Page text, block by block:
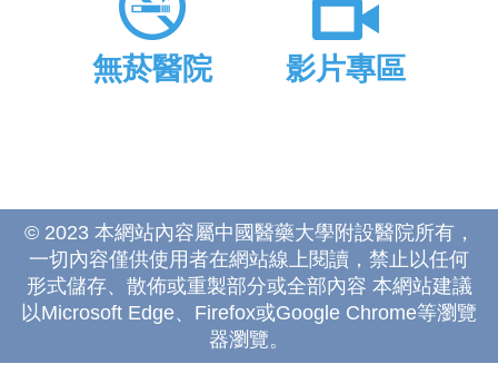
無菸醫院 影片專區
© 2023 本網站內容屬中國醫藥大學附設醫院所有，
一切內容僅供使用者在網站線上閱讀，禁止以任何
形式儲存、散佈或重製部分或全部內容 本網站建議
以Microsoft Edge、Firefox或Google Chrome等瀏覽
器瀏覽。